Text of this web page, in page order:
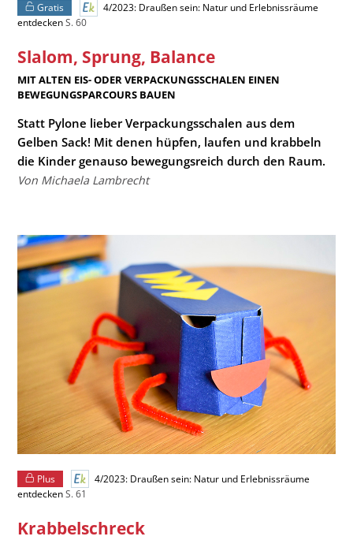
Gratis
4/2023: Draußen sein: Natur und Erlebnissräume
entdeckenS. 60
Slalom, Sprung, Balance
:
MIT ALTEN EIS- ODER VERPACKUNGSSCHALEN EINEN
BEWEGUNGSPARCOURS BAUEN
Statt Pylone lieber Verpackungsschalen aus dem
Gelben Sack! Mit denen hüpfen, laufen und krabbeln
die Kinder genauso bewegungsreich durch den Raum.
Von Michaela Lambrecht
Plus
4/2023: Draußen sein: Natur und Erlebnissräume
entdeckenS. 61
Krabbelschreck